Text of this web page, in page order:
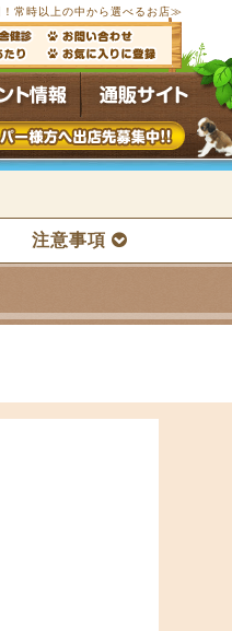
！常時 以上の中から選べるお店≫
注意事項